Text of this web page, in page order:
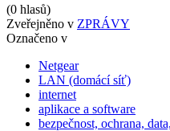
(0 hlasů)
Zveřejněno v ZPRÁVY
Označeno v
Netgear
LAN (domácí síť)
internet
aplikace a software
bezpečnost, ochrana,